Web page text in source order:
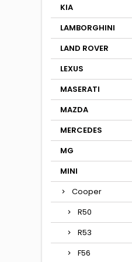
KIA
LAMBORGHINI
LAND ROVER
LEXUS
MASERATI
MAZDA
MERCEDES
MG
MINI
Cooper
R50
R53
F56